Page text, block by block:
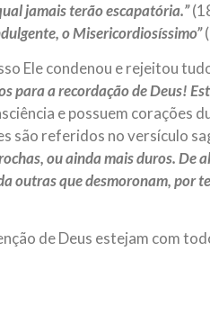
jamais terão escapatória.”
o Misericordiosíssimo”
Ele condenou e rejeitou
para a recordação de Deus!
e possuem corações
são referidos no versículo
ou ainda mais duros. De
outras que desmoronam, por
de Deus estejam com